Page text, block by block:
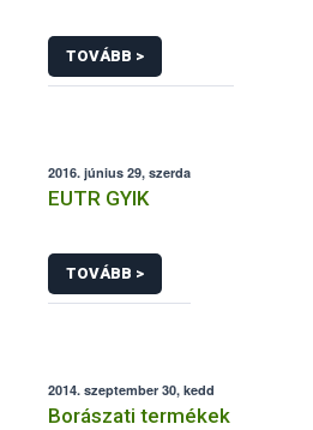
TOVÁBB >
2016. június 29, szerda
EUTR GYIK
TOVÁBB >
2014. szeptember 30, kedd
Borászati termékek